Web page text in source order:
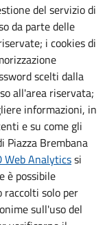
del servizio di
da parte delle
i cookies di
scelti dalla
all'area riservata;
informazioni, in
e su come gli
Piazza Brembana
Web Analyticssi
è possibile
raccolti solo per
sull'uso del